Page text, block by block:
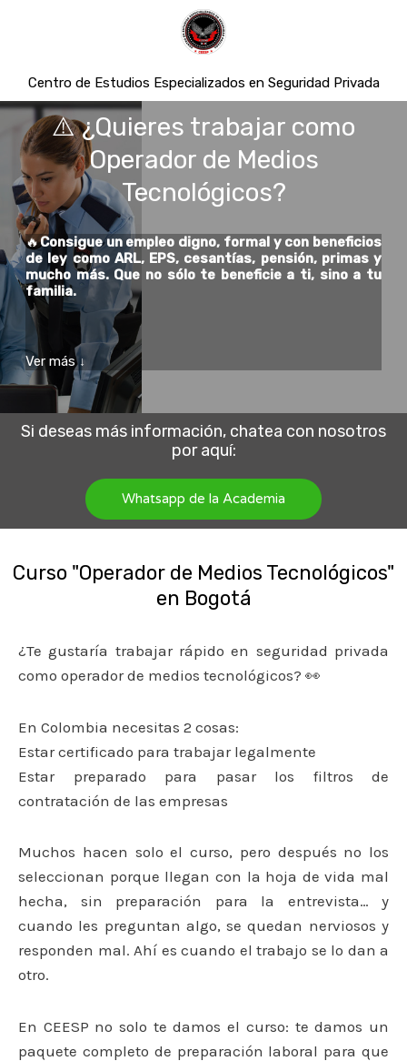
Centro de Estudios Especializados en Seguridad Privada
⚠️ ¿Quieres trabajar como
Operador de Medios
Tecnológicos?
🔥Consigue un empleo digno, formal y con beneficios
de ley como ARL, EPS, cesantías, pensión, primas y
mucho más. Que no sólo te beneficie a ti, sino a tu
familia.
Ver más↓
Si deseas más información, chatea con nosotros
por aquí:
Whatsapp de la Academia
Curso "Operador de Medios Tecnológicos"
en Bogotá
¿Te gustaría trabajar rápido en seguridad privada
como operador de medios tecnológicos? 👀
En Colombia necesitas 2 cosas:
Estar certificado para trabajar legalmente
Estar preparado para pasar los filtros de
contratación de las empresas
Muchos hacen solo el curso, pero después no los
seleccionan porque llegan con la hoja de vida mal
hecha, sin preparación para la entrevista… y
cuando les preguntan algo, se quedan nerviosos y
responden mal. Ahí es cuando el trabajo se lo dan a
otro.
En CEESP no solo te damos el curso: te damos un
paquete completo de preparación laboral para que